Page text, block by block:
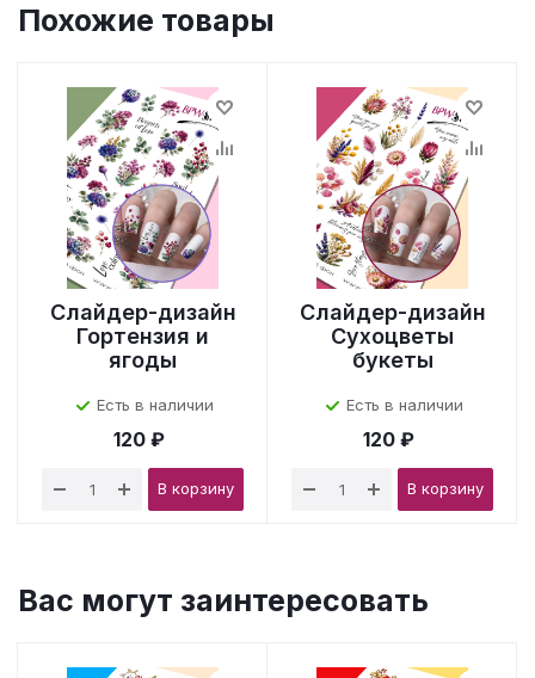
Похожие товары
Слайдер-дизайн
Гортензия и
ягоды
Есть в наличии
120 ₽
В корзину
Слайдер-дизайн
Сухоцветы
букеты
Есть в наличии
120 ₽
В корзину
Вас могут заинтересовать